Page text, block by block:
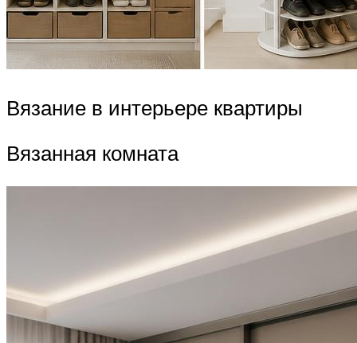
Вязание в интерьере квартиры
Вязанная комната